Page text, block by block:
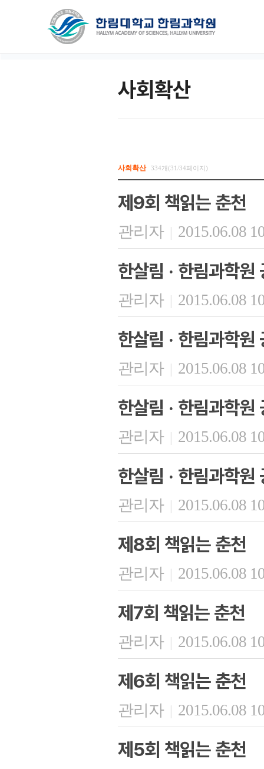
사회확산
사회확산 334개(31/34페이지)
제9회 책읽는 춘천
관리자 | 2015.06.08
한살림 · 한림과학원
관리자 | 2015.06.08
한살림 · 한림과학원
관리자 | 2015.06.08
한살림 · 한림과학원
관리자 | 2015.06.08
한살림 · 한림과학원
관리자 | 2015.06.08
제8회 책읽는 춘천
관리자 | 2015.06.08
제7회 책읽는 춘천
관리자 | 2015.06.08
제6회 책읽는 춘천
관리자 | 2015.06.08
제5회 책읽는 춘천